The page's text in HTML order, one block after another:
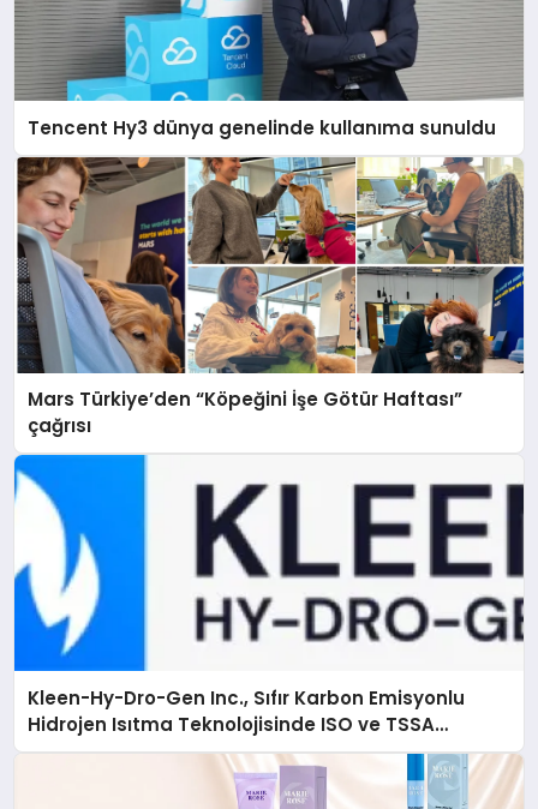
Tencent Hy3 dünya genelinde kullanıma sunuldu
Mars Türkiye’den “Köpeğini İşe Götür Haftası”
çağrısı
Kleen-Hy-Dro-Gen Inc., Sıfır Karbon Emisyonlu
Hidrojen Isıtma Teknolojisinde ISO ve TSSA
Düzenleyici Onaylarını Aldı